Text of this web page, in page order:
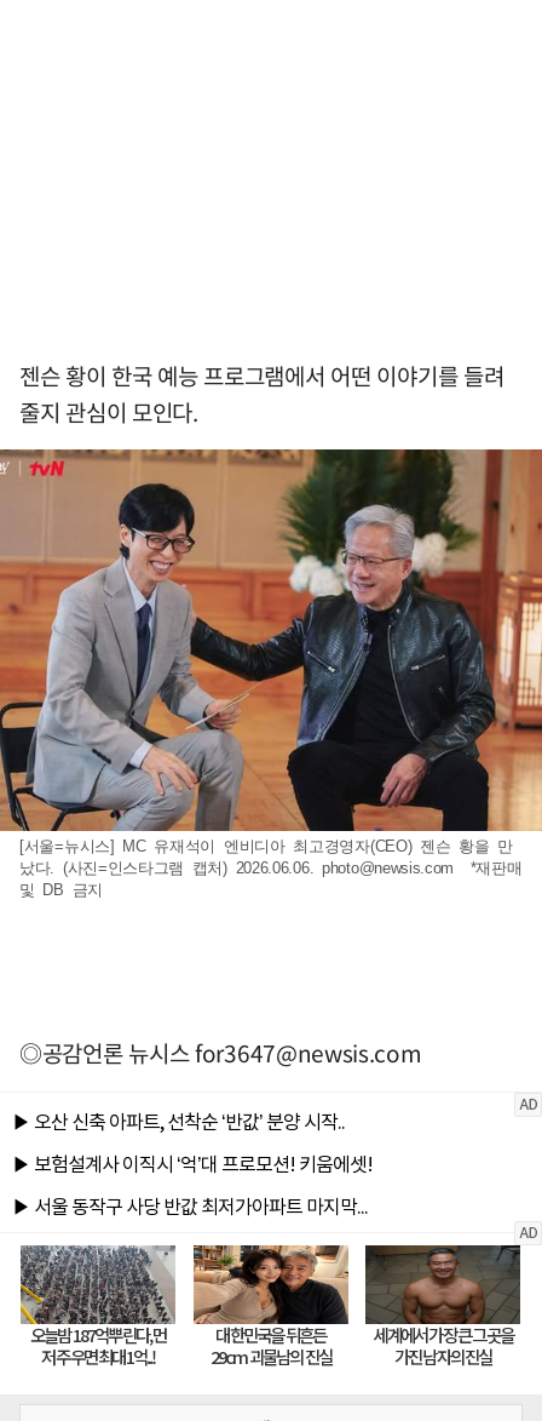
젠슨 황이 한국 예능 프로그램에서 어떤 이야기를 들려
줄지 관심이 모인다.
[서울=뉴시스] MC 유재석이 엔비디아 최고경영자(CEO) 젠슨 황을 만
났다. (사진=인스타그램 캡처) 2026.06.06. photo@newsis.com *재판매
및 DB 금지
◎공감언론 뉴시스for3647@newsis.com